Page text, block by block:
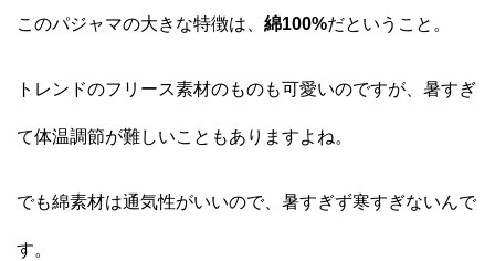
このパジャマの大きな特徴は、 綿100%だということ。
トレンドのフリース素材のものも可愛いのですが、暑すぎ
て体温調節が難しいこともありますよね。
でも綿素材は通気性がいいので、暑すぎず寒すぎないんで
す。